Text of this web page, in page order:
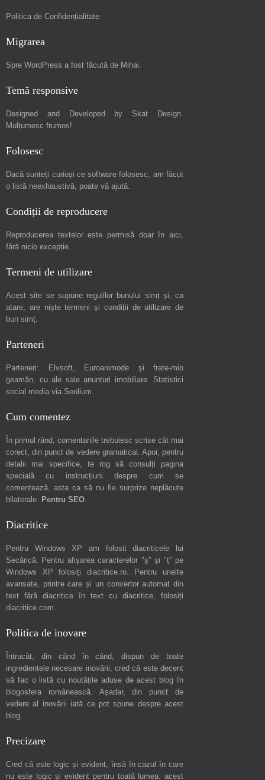
Politica de Confidențialitate
Migrarea
Spre WordPress a fost făcută de Mihai.
Temă responsive
Designed and Developed by Skat Design.
Mulțumesc frumos!
Folosesc
Dacă sunteți curioși ce software folosesc, am făcut
o listă neexhaustivă, poate vă ajută.
Condiții de reproducere
Reproducerea textelor este permisă doar în aici,
fără nicio excepție.
Termeni de utilizare
Acest site se supune regulilor bunului simț și, ca
atare, are niștetermeni și condiții de utilizare de
bun simț.
Parteneri
Parteneri: Elvsoft, Euroanimode și frate-mio
geamăn, cu ale sale anunturi imobiliare. Statistici
social media via Seolium.
Cum comentez
În primul rând, comentariile trebuiesc scrise cât mai
corect, din punct de vedere gramatical. Apoi, pentru
detalii mai specifice, te rog să consulți pagina
specială cu instrucțiuni despre cum se
comentează, asta ca să nu fie surprize neplăcute
bilaterale. Pentru SEO.
Diacritice
Pentru Windows XP am folosit diacriticele lui
Secărică. Pentru afișarea caracterelor "ș" și "ț" pe
Windows XP folosiți diacritice.ro. Pentru unelte
avansate, printre care și un convertor automat din
text fără diacritice în text cu diacritice, folosiți
diacritice.com.
Politica de inovare
Întrucât, din când în când, dispun de toate
ingredientele necesare inovării, cred că este decent
să fac o listă cu noutățile aduse de acest blog în
blogosfera românească. Așadar, din punct de
vedere al inovării iată ce pot spune despre acest
blog.
Precizare
Cred că este logic și evident, însă în cazul în care
nu este logic și evident pentru toată lumea: acest